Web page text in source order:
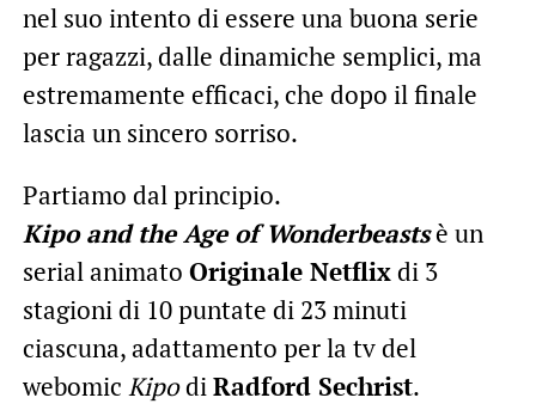
nel suo intento di essere una buona serie
per ragazzi, dalle dinamiche semplici, ma
estremamente efficaci, che dopo il finale
lascia un sincero sorriso.
Partiamo dal principio.
Kipo and the Age of Wonderbeastsè un
serial animato Originale Netflixdi 3
stagioni di 10 puntate di 23 minuti
ciascuna, adattamento per la tv del
webomic KipodiRadford Sechrist.